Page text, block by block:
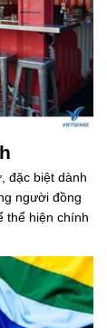
đặc biệt dành
người đồng
thể hiện chính